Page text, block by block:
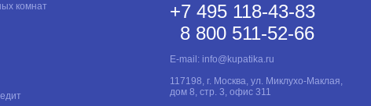
комнат
+7 495 118-43-83
8 800 511-52-66
E-mail: info@kupatika.ru
117198, г. Москва, ул. Миклухо-Маклая,
дом 8, стр. 3, офис 311